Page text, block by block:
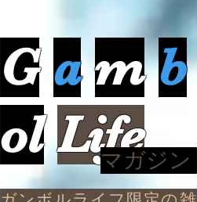
G a m b
ol Lifeマガジン